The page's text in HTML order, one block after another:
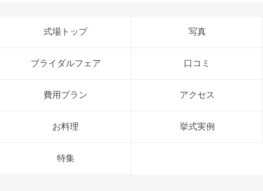
式場トップ 写真
ブライダルフェア 口コミ
費用プラン アクセス
お料理 挙式実例
特集